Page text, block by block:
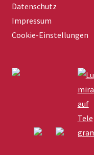
Datenschutz
Impressum
Cookie-Einstellungen